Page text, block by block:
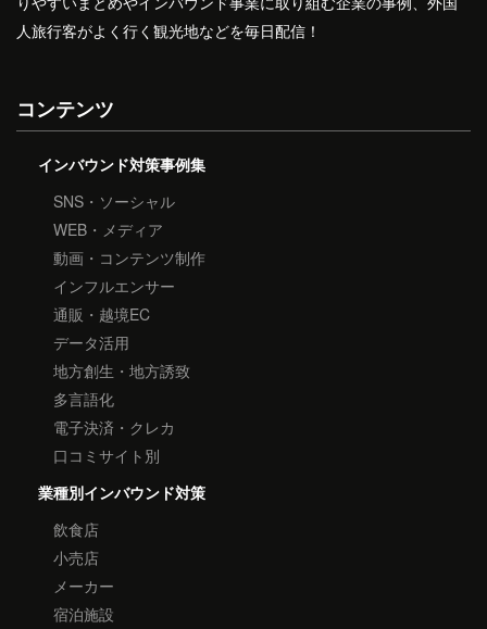
人旅行客がよく行く観光地などを毎日配信！
コンテンツ
インバウンド対策事例集
SNS・ソーシャル
WEB・メディア
動画・コンテンツ制作
インフルエンサー
通販・越境EC
データ活用
地方創生・地方誘致
多言語化
電子決済・クレカ
口コミサイト別
業種別インバウンド対策
飲食店
小売店
メーカー
宿泊施設